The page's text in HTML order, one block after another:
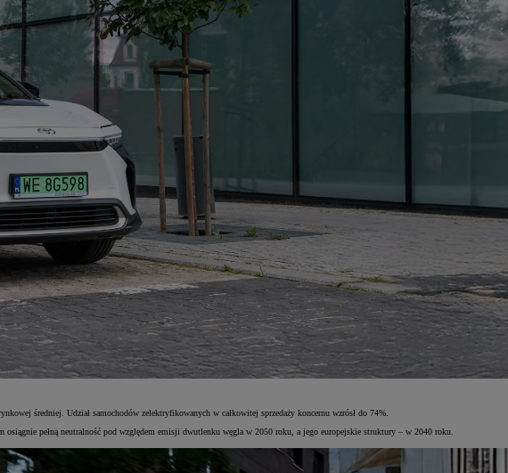
średniej. Udział samochodów zelektryfikowanych w całkowitej sprzedaży koncernu wzrósł do 74%.
pełną neutralność pod względem emisji dwutlenku węgla w 2050 roku, a jego europejskie struktury – w 2040 roku.